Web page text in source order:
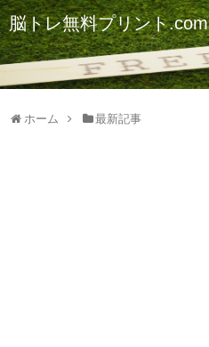
脳トレ無料プリント.com
ホーム 最新記事